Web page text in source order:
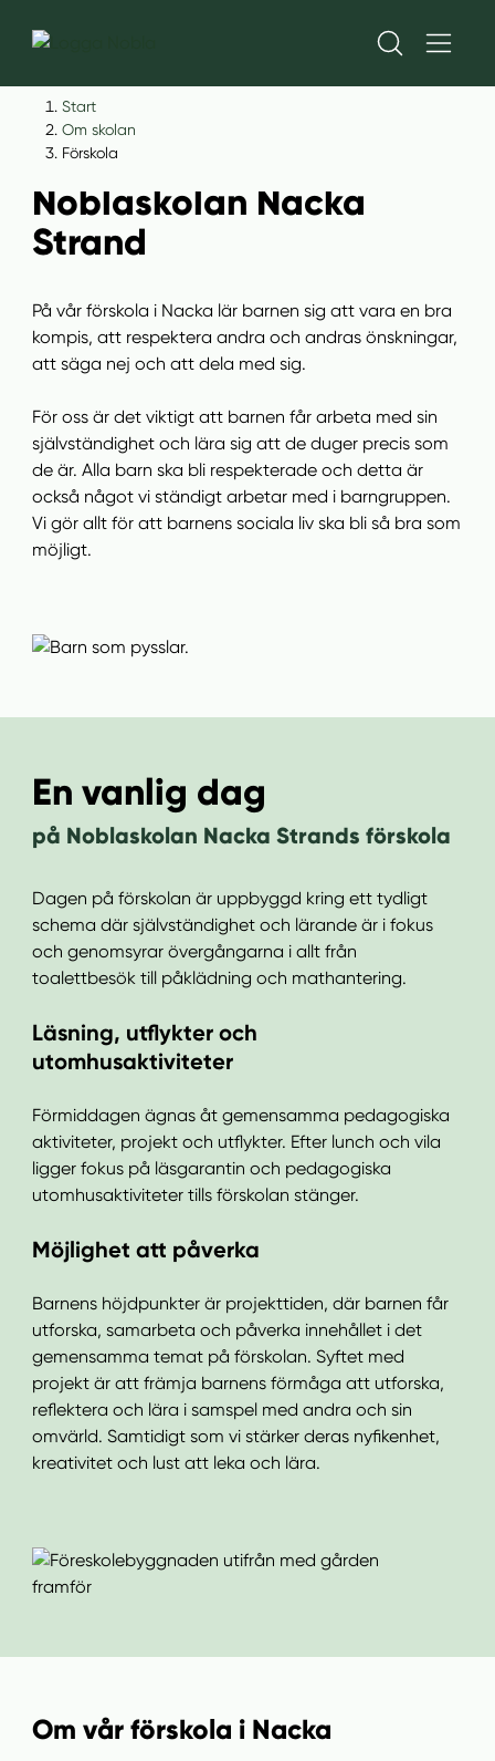
Start
Om skolan
Förskola
Förskolan på
Noblaskolan Nacka
Strand
På vår förskola i Nacka lär barnen sig att vara en bra
kompis, att respektera andra och andras önskningar,
att säga nej och att dela med sig.
För oss är det viktigt att barnen får arbeta med sin
självständighet och lära sig att de duger precis som
de är. Alla barn ska bli respekterade och detta är
också något vi ständigt arbetar med i barngruppen.
Vi gör allt för att barnens sociala liv ska bli så bra som
möjligt.
En vanlig dag
på Noblaskolan Nacka Strands förskola
Dagen på förskolan är uppbyggd kring ett tydligt
schema där självständighet och lärande är i fokus
och genomsyrar övergångarna i allt från
toalettbesök till påklädning och mathantering.
Läsning, utflykter och
utomhusaktiviteter
Förmiddagen ägnas åt gemensamma pedagogiska
aktiviteter, projekt och utflykter. Efter lunch och vila
ligger fokus på läsgarantin och pedagogiska
utomhusaktiviteter tills förskolan stänger.
Möjlighet att påverka
Barnens höjdpunkter är projekttiden, där barnen får
utforska, samarbeta och påverka innehållet i det
gemensamma temat på förskolan. Syftet med
projekt är att främja barnens förmåga att utforska,
reflektera och lära i samspel med andra och sin
omvärld. Samtidigt som vi stärker deras nyfikenhet,
kreativitet och lust att leka och lära.
Om vår förskola i Nacka